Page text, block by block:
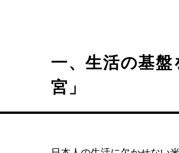
一、生活の基
宮」